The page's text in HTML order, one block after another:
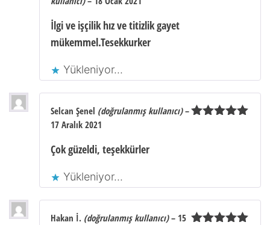
İlgi ve işçilik hız ve titizlik gayet
mükemmel.Tesekkurker
Yükleniyor...
Selcan Şenel (doğrulanmış kullanıcı) –
17 Aralık 2021
Çok güzeldi, teşekkürler
Yükleniyor...
Hakan İ. (doğrulanmış kullanıcı) – 15